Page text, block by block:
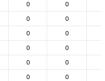
0 0
0 0
0 0
0 0
0 0
0 0